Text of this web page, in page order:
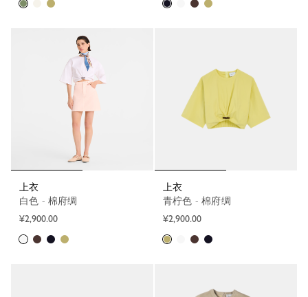
上衣
白色 - 棉府绸
¥2,900.00
上衣
青柠色 - 棉府绸
¥2,900.00